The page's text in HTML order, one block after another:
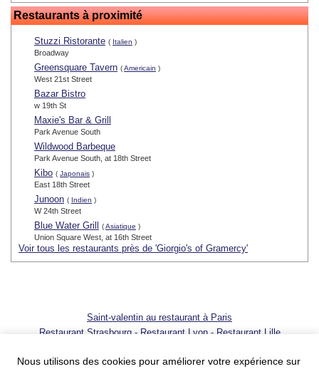
Restaurants à proximité
Stuzzi Ristorante ( Italien )
Broadway
Greensquare Tavern (Americain )
West 21st Street
Bazar Bistro
w 19th St
Maxie's Bar & Grill
Park Avenue South
Wildwood Barbeque
Park Avenue South, at 18th Street
Kibo ( Japonais )
East 18th Street
Junoon ( Indien )
W 24th Street
Blue Water Grill (Asiatique )
Union Square West, at 16th Street
Voir tous les restaurants près de 'Giorgio's of Gramercy'
Saint-valentin au restaurant à Paris
Restaurant Strasbourg- Restaurant Lyon- Restaurant Lille
interdite
Nous utilisons des cookies pour améliorer votre expérience sur